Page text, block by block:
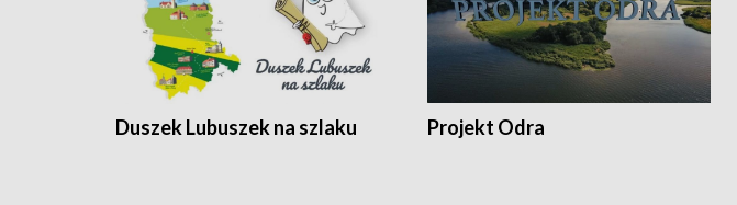
Duszek Lubuszek na szlaku Projekt Odra